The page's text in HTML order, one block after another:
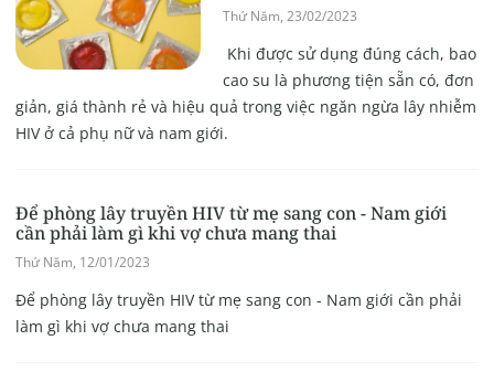
Thứ Năm, 23/02/2023
Khi được sử dụng đúng cách, bao
cao su là phương tiện sẵn có, đơn
giản, giá thành rẻ và hiệu quả trong việc ngăn ngừa lây nhiễm
HIV ở cả phụ nữ và nam giới.
Để phòng lây truyền HIV từ mẹ sang con - Nam giới
cần phải làm gì khi vợ chưa mang thai
Thứ Năm, 12/01/2023
Để phòng lây truyền HIV từ mẹ sang con - Nam giới cần phải
làm gì khi vợ chưa mang thai